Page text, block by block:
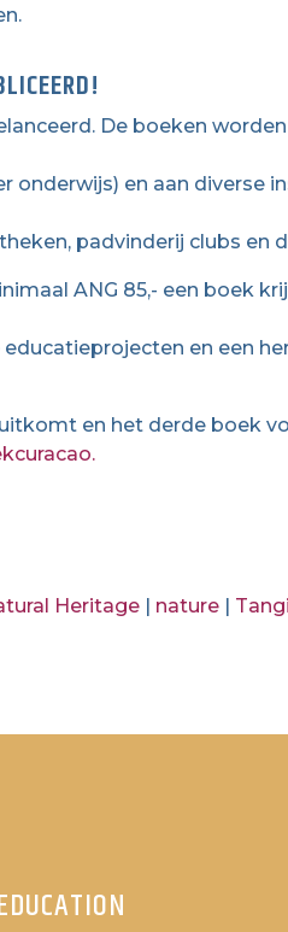
De boeken
onderwijs) en aan diverse
padvinderij clubs en
ANG 85,- een boek
en een
en het derde boek
Heritage nature